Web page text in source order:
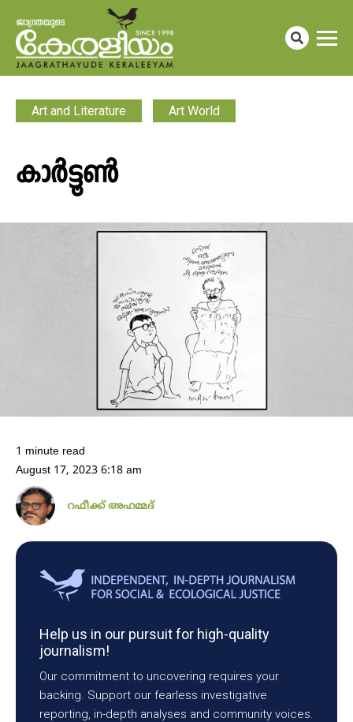
Art and Literature Art World
കാർട്ടൂൺ
1 minute read
August 17, 2023 6:18 am
റഫീക്ക് അഹമ്മദ്
Help us in our pursuit for high-quality
journalism!
Our commitment to uncovering requires your
backing. Support our fearless investigative
reporting, in-depth analyses and community voices.